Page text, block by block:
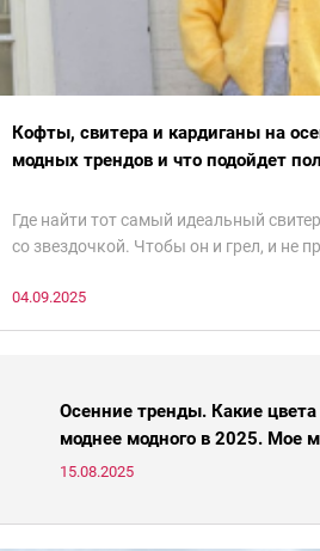
Кофты, свитера и кардиганы на
модных трендов и что подойдет
Где найти тот самый идеальный
со звездочкой. Чтобы он и грел, и не
паники.
04.09.2025
Осенние тренды. Какие
моднее модного в 2025. Мое
носить, а что нет
15.08.2025